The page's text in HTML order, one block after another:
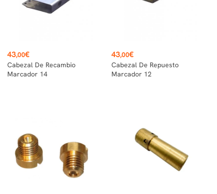
Precio
43,00€
Cabezal De Recambio
Marcador 14
Precio
43,00€
Cabezal De Repuesto
Marcador 12